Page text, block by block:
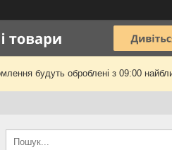
будуть оброблені з 09:00